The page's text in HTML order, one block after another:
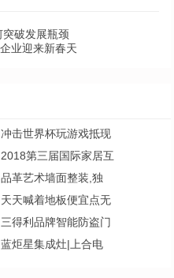
破发展瓶颈
业迎来新春天
冲击世界杯玩游戏抵现
2018第三届国际家居互
品革艺术墙面整装,独
天天喊着地板便宜点无
三得利品牌智能防盗门
蓝炬星集成灶|上合电